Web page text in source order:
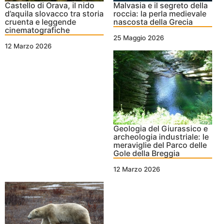
Castello di Orava, il nido
d’aquila slovacco tra storia
cruenta e leggende
cinematografiche
12 Marzo 2026
Malvasia e il segreto della
roccia: la perla medievale
nascosta della Grecia
25 Maggio 2026
Geologia del Giurassico e
archeologia industriale: le
meraviglie del Parco delle
Gole della Breggia
12 Marzo 2026